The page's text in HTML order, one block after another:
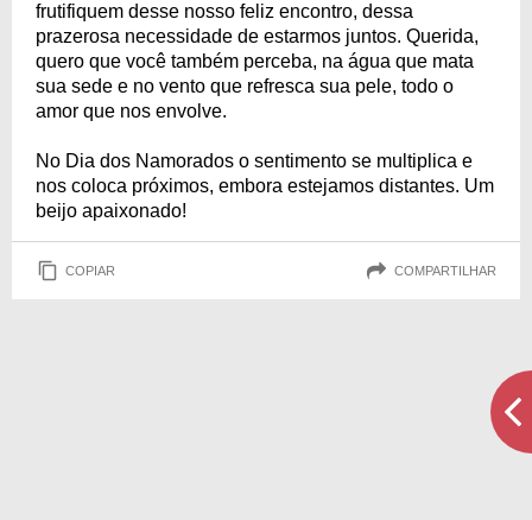
frutifiquem desse nosso feliz encontro, dessa
prazerosa necessidade de estarmos juntos. Querida,
quero que você também perceba, na água que mata
sua sede e no vento que refresca sua pele, todo o
amor que nos envolve.
No Dia dos Namorados o sentimento se multiplica e
nos coloca próximos, embora estejamos distantes. Um
beijo apaixonado!
COPIAR COMPARTILHAR